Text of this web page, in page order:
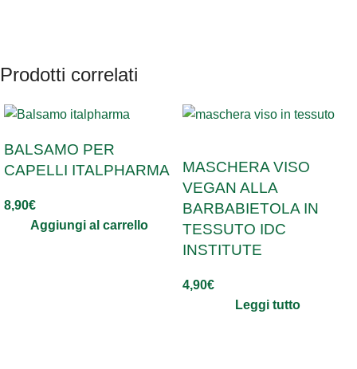
Prodotti correlati
BALSAMO PER
CAPELLI ITALPHARMA
8,90€
Aggiungi al carrello
MASCHERA VISO
VEGAN ALLA
BARBABIETOLA IN
TESSUTO IDC
INSTITUTE
4,90€
Leggi tutto